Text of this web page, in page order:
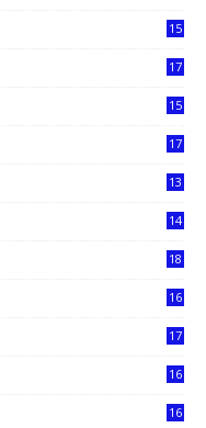
15
17
15
17
13
14
18
16
17
16
16